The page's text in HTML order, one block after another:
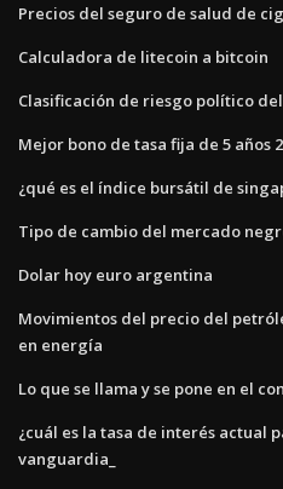
Precios del seguro de salud de
Calculadora de litecoin a bitcoin
Clasificación de riesgo político
Mejor bono de tasa fija de 5 años
¿qué es el índice bursátil de
Tipo de cambio del mercado
Dolar hoy euro argentina
Movimientos del precio del
en energía
Lo que se llama y se pone en el
¿cuál es la tasa de interés actual
vanguardia_